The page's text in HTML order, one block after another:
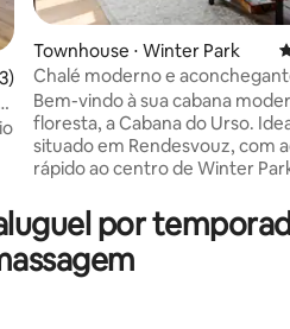
avaliação média de 5, 283
Townhouse ⋅ Winter Park
Chalé moderno e
banheira de hidromassagem a
minutos da área de esqui
Bem-vindo à sua cabana
floresta, a Cabana do Urso.
situado em Rendesvouz, com
rápido ao centro de Winter
gratuito) e quilômetros de
equipado com acabamentos
qualidade e uma banheira de
hidromassagem! Acabamentos
por